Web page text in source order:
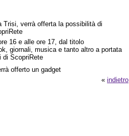
Trisi, verrà offerta la possibilità di
16 e alle ore 17, dal titolo
giornali, musica e tanto altro a portata
di ScopriRete
offerto un gadget
« indietro